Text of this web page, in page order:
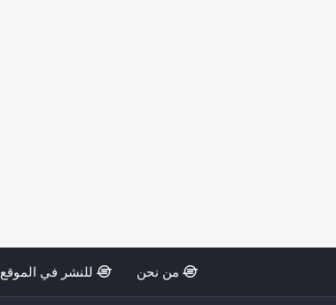
من نحن للنشر في الموقع